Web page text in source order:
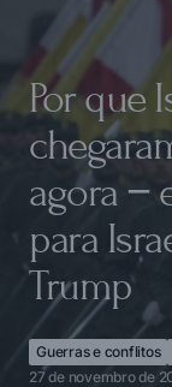
Por que
agora −
para
Trump
Guerras e conflitos
27 de novembro de